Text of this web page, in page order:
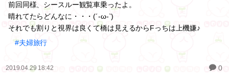
前回同様、シースルー観覧車乗ったよ。
晴れてたらどんなに・・・(´-ω-`)
それでも割りと視界は良くて橋は見えるからFっちは上機嫌♪
#夫婦旅行
2019.04.29 18:42 0